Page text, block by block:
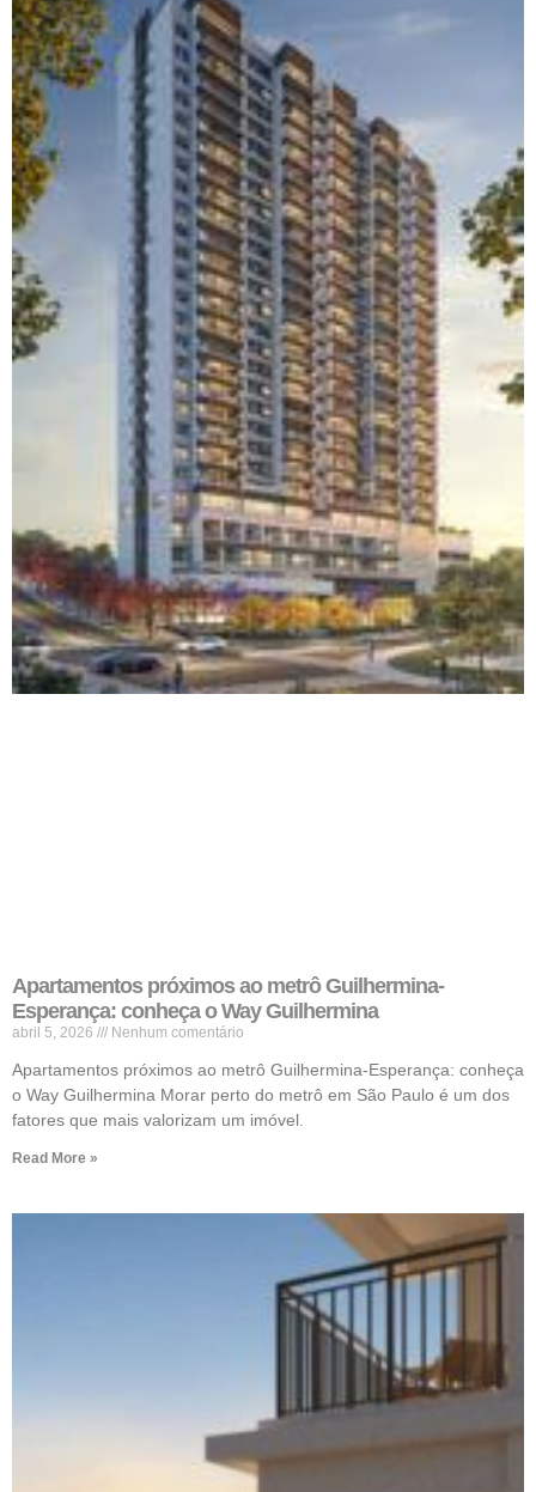
Apartamentos próximos ao metrô Guilhermina-
Esperança: conheça o Way Guilhermina
abril 5, 2026 Nenhum comentário
Apartamentos próximos ao metrô Guilhermina-Esperança: conheça
o Way Guilhermina Morar perto do metrô em São Paulo é um dos
fatores que mais valorizam um imóvel.
Read More »